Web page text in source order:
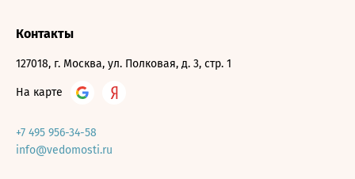
Контакты
127018, г. Москва, ул. Полковая, д. 3, стр. 1
На карте
+7 495 956-34-58
info@vedomosti.ru